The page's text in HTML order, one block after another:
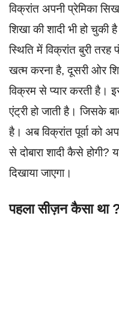
विक्रांत अपनी प्रेमिका
शिखा की शादी भी हो
स्थिति में विक्रांत बुरी
खत्म करना है, दूसरी ओर
विक्रम से प्यार करती है।
एंट्री हो जाती है। जिसके
है। अब विक्रांत पूर्वा को
से दोबारा शादी कैसे
दिखाया जाएगा।
पहला सीज़न कैसा था